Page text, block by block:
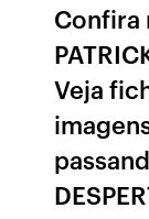
Confira
Veja